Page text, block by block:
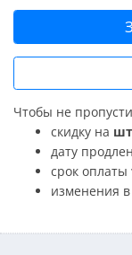
Чтобы не
скидку на
дату
срок оплаты
изменения в